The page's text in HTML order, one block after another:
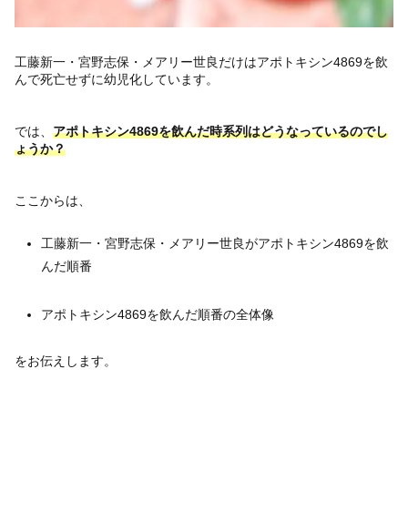
工藤新一・宮野志保・メアリー世良だけはアポトキシン4869を飲
んで死亡せずに幼児化しています。
では、 アポトキシン4869を飲んだ時系列はどうなっているのでし
ょうか？
ここからは、
工藤新一・宮野志保・メアリー世良がアポトキシン4869を飲
んだ順番
アポトキシン4869を飲んだ順番の全体像
をお伝えします。